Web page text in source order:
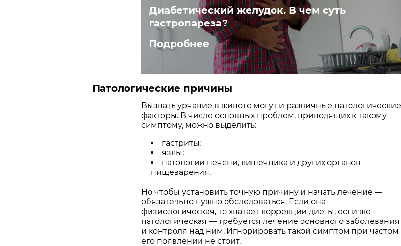
Диабетический желудок. В чем суть
гастропареза?
Подробнее
Патологические причины
Вызвать урчание в животе могут и различные патологические
факторы. В числе основных проблем, приводящих к такому
симптому, можно выделить:
гастриты;
язвы;
патологии печени, кишечника и других органов
пищеварения.
Но чтобы установить точную причину и начать лечение —
обязательно нужно обследоваться. Если она
физиологическая, то хватает коррекции диеты, если же
патологическая — требуется лечение основного заболевания
и контроля над ним. Игнорировать такой симптом при частом
его появлении не стоит.